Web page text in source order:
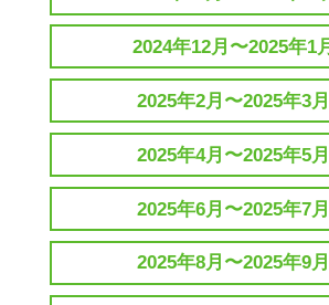
2024年12月〜2025年1月
2025年2月〜2025年3月
2025年4月〜2025年5月
2025年6月〜2025年7月
2025年8月〜2025年9月